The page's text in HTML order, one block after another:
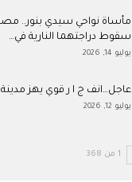
مأساة نواحي سيدي بنور..
سقوط دراجتهما النارية في…
يوليو 14, 2026
عاجل…انف ج ا ر قوي يهز
يوليو 12, 2026
1 من 368